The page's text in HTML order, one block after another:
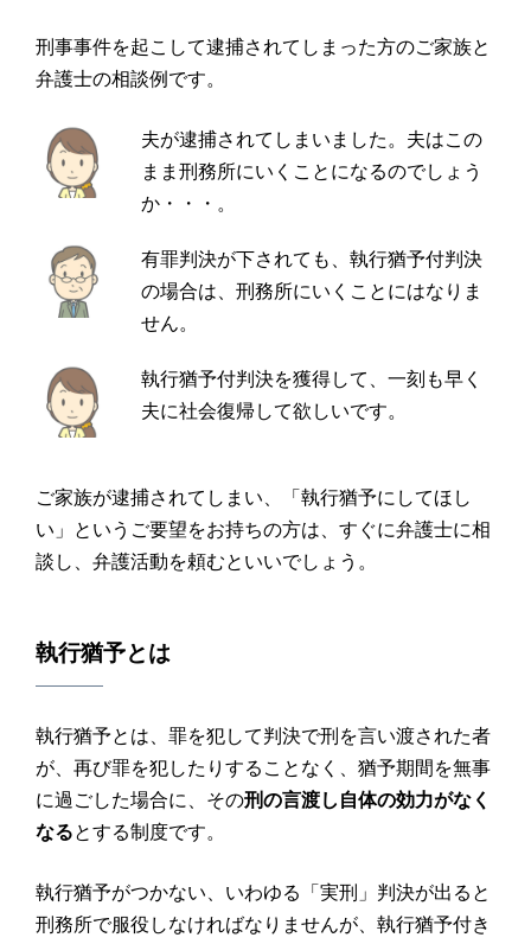
刑事事件を起こして逮捕されてしまった方のご家族と
弁護士の相談例です。
夫が逮捕されてしまいました。夫はこの
まま刑務所にいくことになるのでしょう
か・・・。
有罪判決が下されても、執行猶予付判決
の場合は、刑務所にいくことにはなりま
せん。
執行猶予付判決を獲得して、一刻も早く
夫に社会復帰して欲しいです。
ご家族が逮捕されてしまい、「執行猶予にしてほし
い」というご要望をお持ちの方は、すぐに弁護士に相
談し、弁護活動を頼むといいでしょう。
執行猶予とは
執行猶予とは、罪を犯して判決で刑を言い渡された者
が、再び罪を犯したりすることなく、猶予期間を無事
に過ごした場合に、その刑の言渡し自体の効力がなく
なるとする制度です。
執行猶予がつかない、いわゆる「実刑」判決が出ると
刑務所で服役しなければなりませんが、執行猶予付き